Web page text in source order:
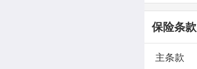
保险条款
主条款